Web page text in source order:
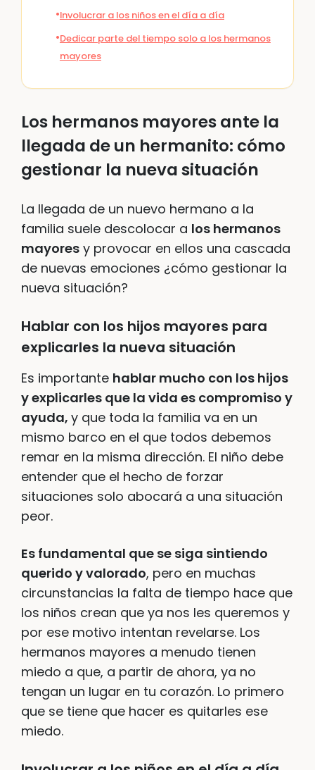
Involucrar a los niños en el día a día
Dedicar parte del tiempo solo a los hermanos
mayores
Los hermanos mayores ante la
llegada de un hermanito: cómo
gestionar la nueva situación
La llegada de un nuevo hermano a la
familia suele descolocar a los hermanos
mayores y provocar en ellos una cascada
de nuevas emociones ¿cómo gestionar la
nueva situación?
Hablar con los hijos mayores para
explicarles la nueva situación
Es importante hablar mucho con los hijos
y explicarles que la vida es compromiso y
ayuda, y que toda la familia va en un
mismo barco en el que todos debemos
remar en la misma dirección. El niño debe
entender que el hecho de forzar
situaciones solo abocará a una situación
peor.
Es fundamental que se siga sintiendo
querido y valorado, pero en muchas
circunstancias la falta de tiempo hace que
los niños crean que ya nos les queremos y
por ese motivo intentan revelarse. Los
hermanos mayores a menudo tienen
miedo a que, a partir de ahora, ya no
tengan un lugar en tu corazón. Lo primero
que se tiene que hacer es quitarles ese
miedo.